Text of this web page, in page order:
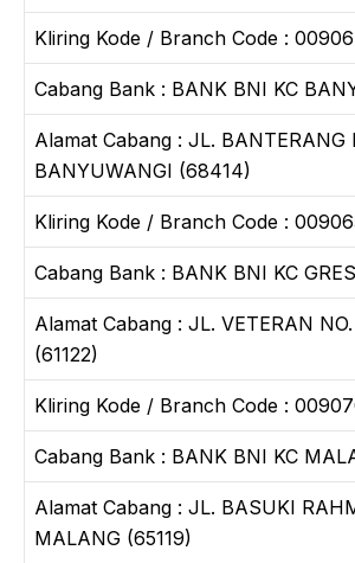
Kliring Kode / Branch Code :
Cabang Bank : BANK BNI KC
Alamat Cabang : JL. BANTERANG
BANYUWANGI (68414)
Kliring Kode / Branch Code :
Cabang Bank : BANK BNI KC
Alamat Cabang : JL. VETERAN
(61122)
Kliring Kode / Branch Code :
Cabang Bank : BANK BNI KC
Alamat Cabang : JL. BASUKI
MALANG (65119)